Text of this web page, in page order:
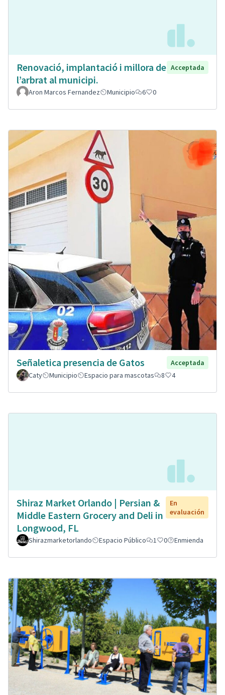
Renovació, implantació i millora de
l’arbrat al municipi.
Acceptada
Aron Marcos Fernandez Municipio 6 0
Señaletica presencia de Gatos
Acceptada
Caty
Municipio Espacio para mascotas 8 4
Shiraz Market Orlando | Persian &
Middle Eastern Grocery and Deli in
Longwood, FL
En
evaluación
Shirazmarketorlando Espacio Público 1 0 Enmienda